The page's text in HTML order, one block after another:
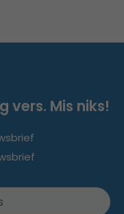
vers. Mis niks!